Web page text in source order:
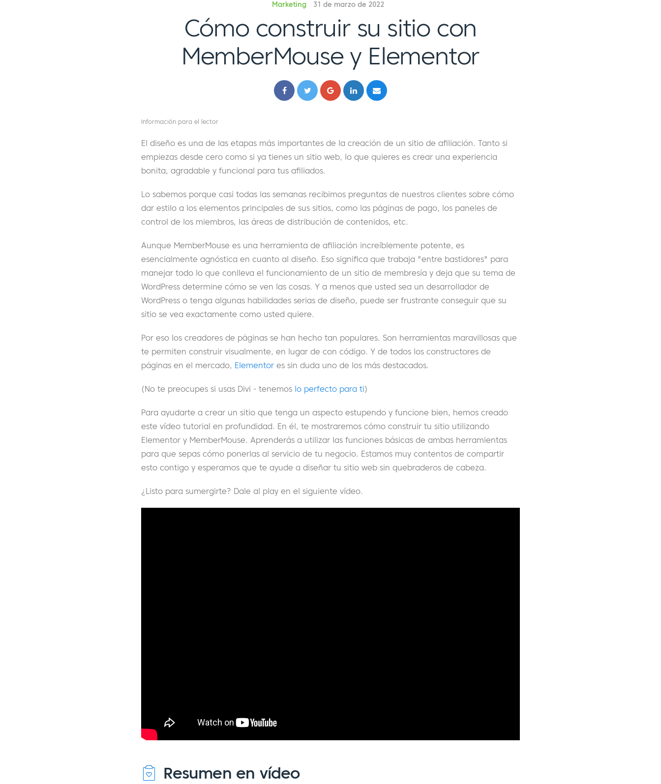
Marketing 31 de marzo de 2022
Cómo construir su sitio con
MemberMouse y Elementor
Información para el lector
El diseño es una de las etapas más importantes de la creación de un sitio de afiliación. Tanto si
empiezas desde cero como si ya tienes un sitio web, lo que quieres es crear una experiencia
bonita, agradable y funcional para tus afiliados.
Lo sabemos porque casi todas las semanas recibimos preguntas de nuestros clientes sobre cómo
dar estilo a los elementos principales de sus sitios, como las páginas de pago, los paneles de
control de los miembros, las áreas de distribución de contenidos, etc.
Aunque MemberMouse es una herramienta de afiliación increíblemente potente, es
esencialmente agnóstica en cuanto al diseño. Eso significa que trabaja "entre bastidores" para
manejar todo lo que conlleva el funcionamiento de un sitio de membresía y deja que su tema de
WordPress determine cómo se ven las cosas. Y a menos que usted sea un desarrollador de
WordPress o tenga algunas habilidades serias de diseño, puede ser frustrante conseguir que su
sitio se vea exactamente como usted quiere.
Por eso los creadores de páginas se han hecho tan populares. Son herramientas maravillosas que
te permiten construir visualmente, en lugar de con código. Y de todos los constructores de
páginas en el mercado, Elementor es sin duda uno de los más destacados.
(No te preocupes si usas Divi - tenemos lo perfecto para ti)
Para ayudarte a crear un sitio que tenga un aspecto estupendo y funcione bien, hemos creado
este vídeo tutorial en profundidad. En él, te mostraremos cómo construir tu sitio utilizando
Elementor y MemberMouse. Aprenderás a utilizar las funciones básicas de ambas herramientas
para que sepas cómo ponerlas al servicio de tu negocio. Estamos muy contentos de compartir
esto contigo y esperamos que te ayude a diseñar tu sitio web sin quebraderos de cabeza.
¿Listo para sumergirte? Dale al play en el siguiente vídeo.
Resumen en vídeo